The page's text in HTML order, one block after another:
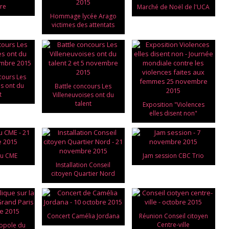
Hommage lycée Arago
victimes des attentats
Marché de Noël de l'UCA
Les
ont du
Battle concours Les
Villeneuvoises ont du
talent
Exposition "Violences
elles disent non"
CME
Installation Conseil
citoyen Quartier Nord
Jam session CBC Trio
du
Concert Camélia Jordana
Réunion Conseil citoyen
Centre-ville